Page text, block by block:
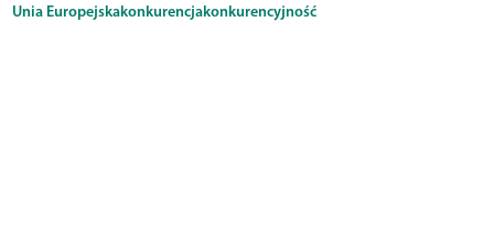
Unia Europejskakonkurencjakonkurencyjność